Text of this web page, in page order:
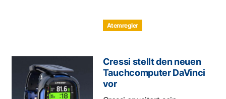
Atemregler
Cressi stellt den neuen
Tauchcomputer DaVinci
vor